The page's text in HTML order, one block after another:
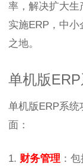
率，解决扩大生
实施ERP，中
之地。
单机版
单机版ERP系
面：
1. 财务管理 ：